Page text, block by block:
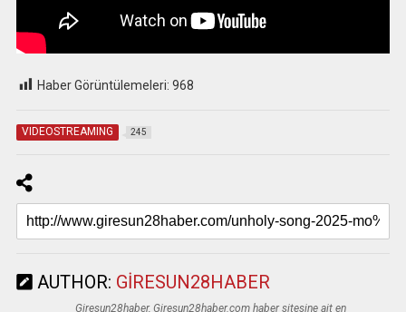
Haber Görüntülemeleri: 968
VIDEOSTREAMING 245
AUTHOR: GIRESUN28HABER
Giresun28haber, Giresun28haber.com haber sitesine ait en